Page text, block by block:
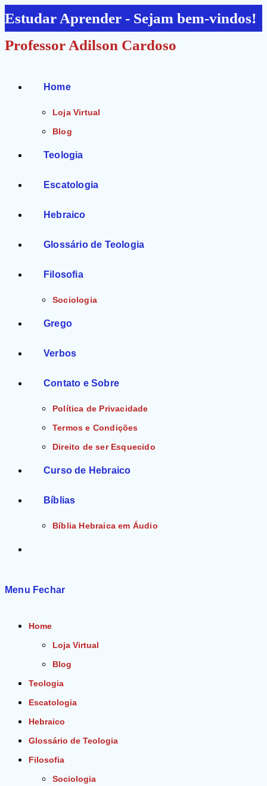
Ir
para
o
Estudar Aprender - Sejam bem-vindos!
Professor Adilson Cardoso
Home
Loja Virtual
Blog
Teologia
Escatologia
Hebraico
Glossário de Teologia
Filosofia
Sociologia
Grego
Verbos
Contato e Sobre
Política de Privacidade
Termos e Condições
Direito de ser Esquecido
Curso de Hebraico
Bíblias
Bíblia Hebraica em Áudio
Menu Fechar
Home
Loja Virtual
Blog
Teologia
Escatologia
Hebraico
Glossário de Teologia
Filosofia
Sociologia